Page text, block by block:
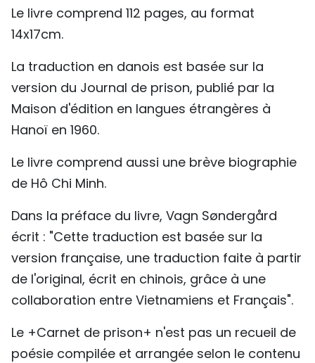
TIẾNG VIỆT
ENGLISH
中文
ESPAÑOL
Le livre comprend 112 pages, au format
14x17cm.
La traduction en danois est basée sur la
version du Journal de prison, publié par la
Maison d'édition en langues étrangères à
Hanoï en 1960.
Le livre comprend aussi une brève biographie
de Hô Chi Minh.
Dans la préface du livre, Vagn Søndergård
écrit : "Cette traduction est basée sur la
version française, une traduction faite à partir
de l'original, écrit en chinois, grâce à une
collaboration entre Vietnamiens et Français".
Le +Carnet de prison+ n'est pas un recueil de
poésie compilée et arrangée selon le contenu